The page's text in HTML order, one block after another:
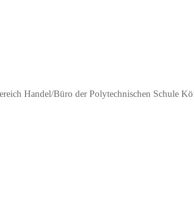
Handel/Büro der Polytechnischen Schule